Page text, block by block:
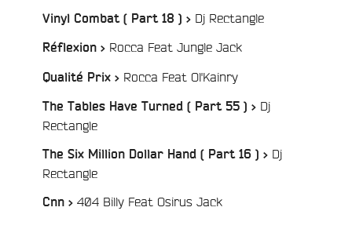
Vinyl Combat ( Part 18 ) > Dj Rectangle/
Réflexion > Rocca Feat Jungle Jack/
Qualité Prix > Rocca Feat Ol'Kainry/
The Tables Have Turned ( Part 55 ) > Dj
Rectangle/
The Six Million Dollar Hand ( Part 16 ) > Dj
Rectangle/
Cnn > 404 Billy Feat Osirus Jack/